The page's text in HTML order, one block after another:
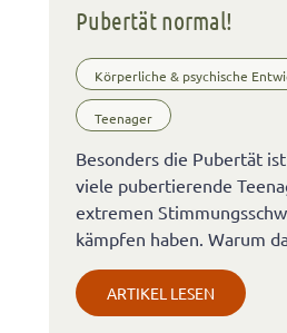
Pubertät normal!
Körperliche & psychische
Teenager
Besonders die Pubertät
viele pubertierende
extremen
kämpfen haben. Warum
ARTIKEL LESEN